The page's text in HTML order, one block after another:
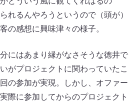
れるんやろうというので（頭が）
の感想に興味津々の様子。
にはあまり縁がなさそうな徳井で
がプロジェクトに関わっていたこ
の参加が実現。しかし、オファー
際に参加してからのプロジェクト